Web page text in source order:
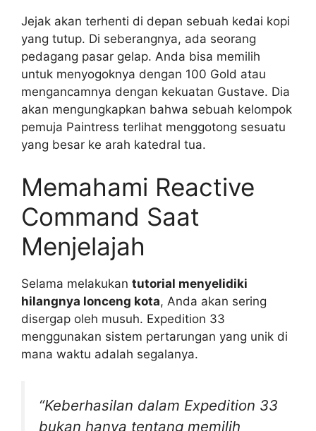
Jejak akan terhenti di depan sebuah kedai kopi
yang tutup. Di seberangnya, ada seorang
pedagang pasar gelap. Anda bisa memilih
untuk menyogoknya dengan 100 Gold atau
mengancamnya dengan kekuatan Gustave. Dia
akan mengungkapkan bahwa sebuah kelompok
pemuja Paintress terlihat menggotong sesuatu
yang besar ke arah katedral tua.
Memahami Reactive
Command Saat
Menjelajah
Selama melakukan tutorial menyelidiki
hilangnya lonceng kota, Anda akan sering
disergap oleh musuh. Expedition 33
menggunakan sistem pertarungan yang unik di
mana waktu adalah segalanya.
“Keberhasilan dalam Expedition 33
bukan hanya tentang memilih